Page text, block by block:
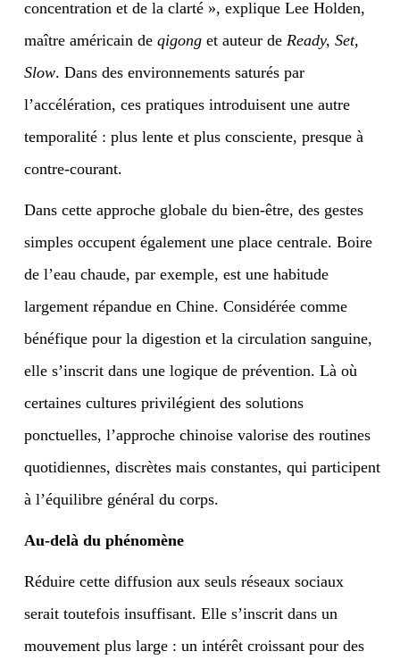
concentration et de la clarté », explique Lee Holden,
maître américain de qigong et auteur de Ready, Set,
Slow. Dans des environnements saturés par
l’accélération, ces pratiques introduisent une autre
temporalité : plus lente et plus consciente, presque à
contre-courant.
Dans cette approche globale du bien-être, des gestes
simples occupent également une place centrale. Boire
de l’eau chaude, par exemple, est une habitude
largement répandue en Chine. Considérée comme
bénéfique pour la digestion et la circulation sanguine,
elle s’inscrit dans une logique de prévention. Là où
certaines cultures privilégient des solutions
ponctuelles, l’approche chinoise valorise des routines
quotidiennes, discrètes mais constantes, qui participent
à l’équilibre général du corps.
Au-delà du phénomène
Réduire cette diffusion aux seuls réseaux sociaux
serait toutefois insuffisant. Elle s’inscrit dans un
mouvement plus large : un intérêt croissant pour des